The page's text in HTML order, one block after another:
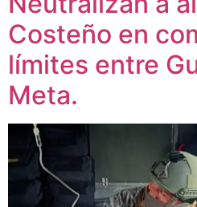
Costeño en
límites entre
Meta.